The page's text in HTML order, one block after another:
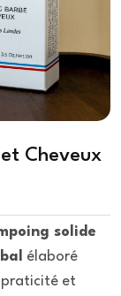
Cheveux
solide
élaboré
praticité et